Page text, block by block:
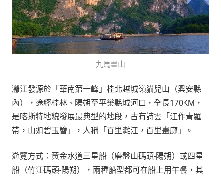
九馬畫山
灕江發源於「華南第一峰」桂北越城嶺貓兒山（興安縣
內），途經桂林、陽朔至平樂縣城河口，全長170KM，
是喀斯特地貌發展最典型的地段，古有詩雲「江作青羅
帶，山如碧玉簪」，人稱「百里灕江，百里畫廊」。
遊覽方式：黃金水道三星船（磨盤山碼頭-陽朔）或四星
船（竹江碼頭-陽朔），兩種船型都可在船上用午餐，其